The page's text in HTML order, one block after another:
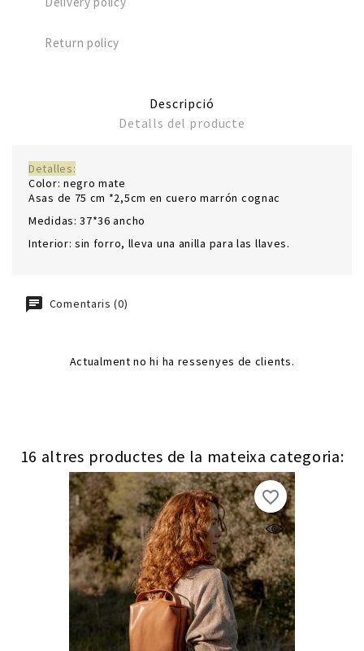
Return policy
Descripció
Detalls del producte
Detalles:
Color: negro mate
Asas de 75 cm *2,5cm en cuero marrón cognac
Medidas: 37*36 ancho
Interior: sin forro, lleva una anilla para las llaves.
Comentaris (0)
Actualment no hi ha ressenyes de clients.
16 altres productes de la mateixa categoria:
favorite_border